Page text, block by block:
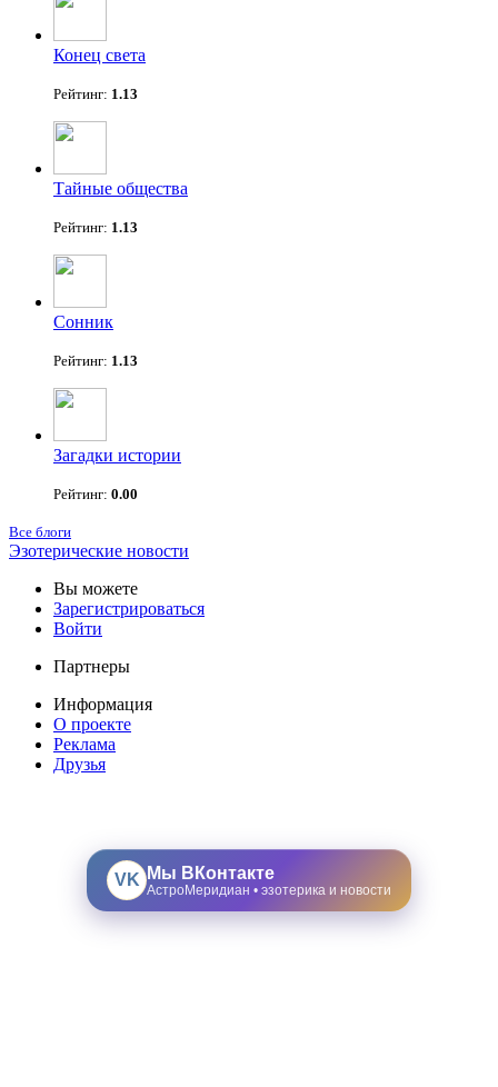
Конец света
Рейтинг: 1.13
Тайные общества
Рейтинг: 1.13
Сонник
Рейтинг: 1.13
Загадки истории
Рейтинг: 0.00
Все блоги
Эзотерические новости
Вы можете
Зарегистрироваться
Войти
Партнеры
Информация
О проекте
Реклама
Друзья
VK Мы ВКонтакте
АстроМеридиан • эзотерика и новости